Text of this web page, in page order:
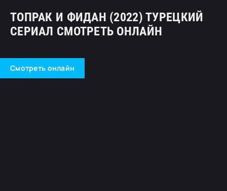
ТОПРАК И ФИДАН (2022) ТУРЕЦКИЙ
СЕРИАЛ СМОТРЕТЬ ОНЛАЙН
Смотреть онлайн